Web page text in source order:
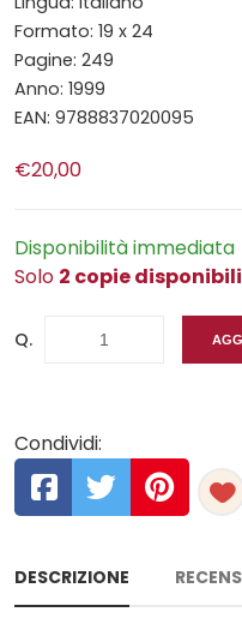
Formato: 19 x 24
Pagine: 249
Anno: 1999
EAN: 9788837020095
€20,00
Disponibilità immediata
Solo 2 copie disponibili
Q.
Condividi:
DESCRIZIONE